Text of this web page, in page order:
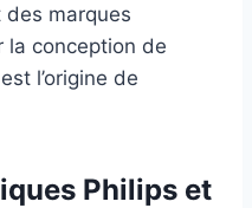
des marques
la conception de
l’origine de
Philips et